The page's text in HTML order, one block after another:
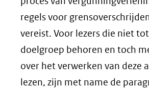
regels voor
vereist. Voor lezers die niet
doelgroep behoren en toch
over het verwerken van deze
lezen, zijn met name de